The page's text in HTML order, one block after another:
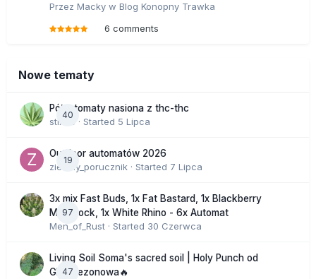
Przez Macky w Blog Konopny Trawka
6 comments
Nowe tematy
40
Półautomaty nasiona z thc-thc
stix33 · Started 5 Lipca
19
Outdoor automatów 2026
zielony_porucznik · Started 7 Lipca
97
3x mix Fast Buds, 1x Fat Bastard, 1x Blackberry
Moonrock, 1x White Rhino - 6x Automat
Men_of_Rust · Started 30 Czerwca
47
Living Soil Soma's sacred soil | Holy Punch od
GHS sezonowa🔥